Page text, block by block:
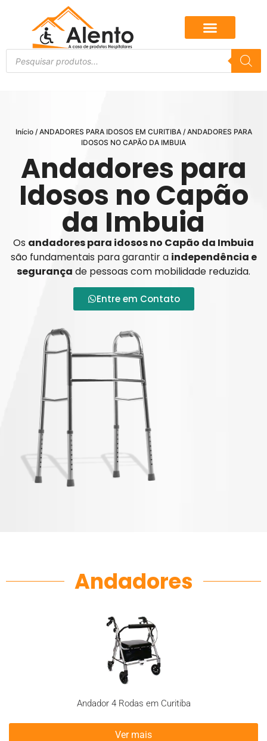
Início/ ANDADORES PARA IDOSOS EM CURITIBA/ ANDADORES PARA
IDOSOS NO CAPÃO DA IMBUIA
Andadores para
Idosos no Capão
da Imbuia
Os andadores para idosos no Capão da Imbuia
são fundamentais para garantir a independência e
segurança de pessoas com mobilidade reduzida.
Entre em Contato
Andadores
Andador 4 Rodas em Curitiba
Ver mais